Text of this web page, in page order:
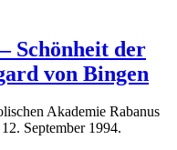
Schönheit der
von Bingen
Akademie Rabanus
September 1994.